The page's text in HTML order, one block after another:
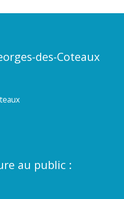
des-Coteaux
au public :